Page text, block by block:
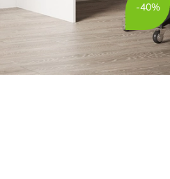
-40%